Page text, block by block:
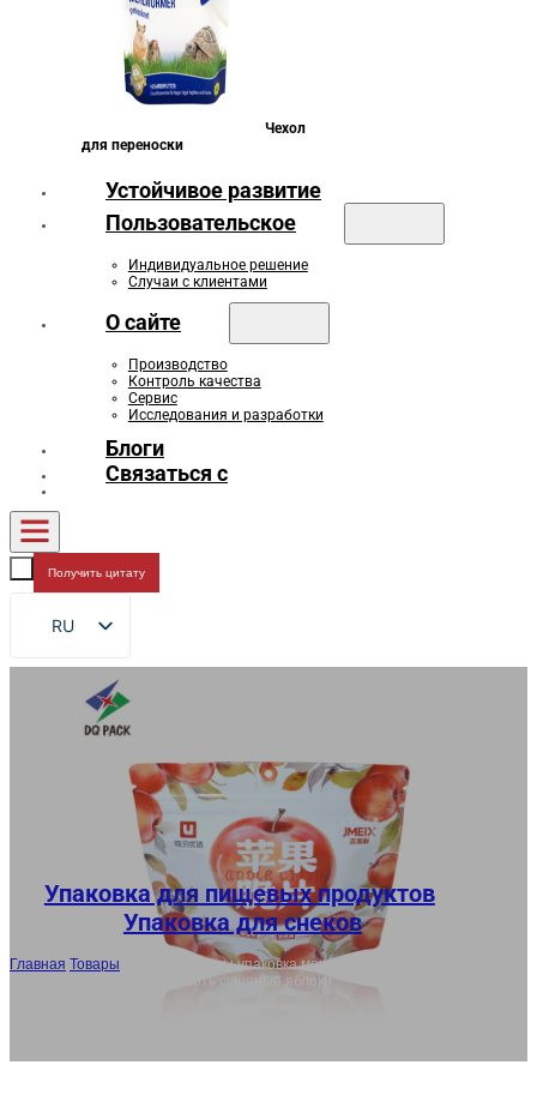
Чехол
для переноски
Устойчивое развитие
Пользовательское
Индивидуальное решение
Случаи с клиентами
О сайте
Производство
Контроль качества
Сервис
Исследования и разработки
Блоги
Связаться с
Получить цитату
RU
EN
Упаковка для пищевых продуктов,
Упаковка для снеков
Главная Товары
22 г сухофрукты упаковка мешки оптом, стоять
молнии пакет для заморозить сушеные яблоки